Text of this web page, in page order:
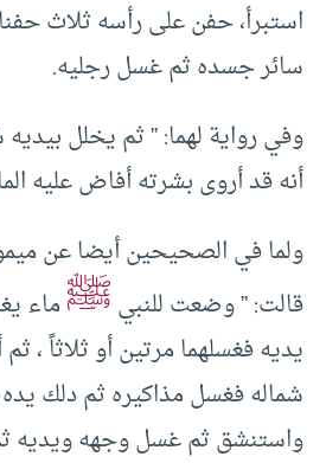
استبرأ، حفن على رأسه ثلاث
سائر جسده ثم غسل رجليه.
وفي رواية لهما: ” ثم يخلل
أنه قد أروى بشرته أفاض عليه
ولما في الصحيحين أيضا عن
قالت: ” وضعت للنبيﷺماء
يديه فغسلهما مرتين أو ثلاثاً ،
شماله فغسل مذاكيره ثم دلك
واستنشق ثم غسل وجهه ويديه